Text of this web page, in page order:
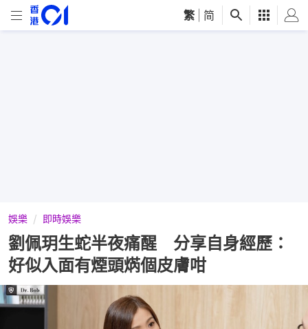
繁 简
娛樂 即時娛樂
劉佩玥生蛇半夜痛醒 分享自身經歷：
好似入面有煙頭焫個皮膚咁